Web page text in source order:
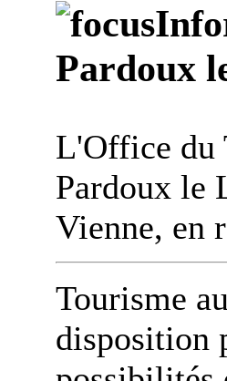
Pardoux
L'Office du
Pardoux le
Vienne, en
Tourisme
disposition